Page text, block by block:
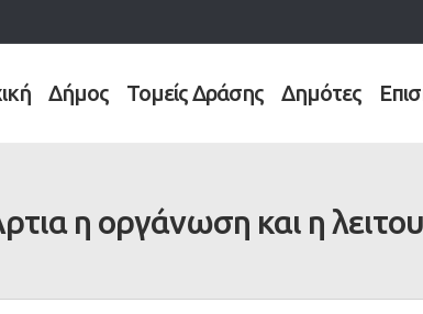
Δήμος Τομείς Δράσης Δημότες
η οργάνωση και η